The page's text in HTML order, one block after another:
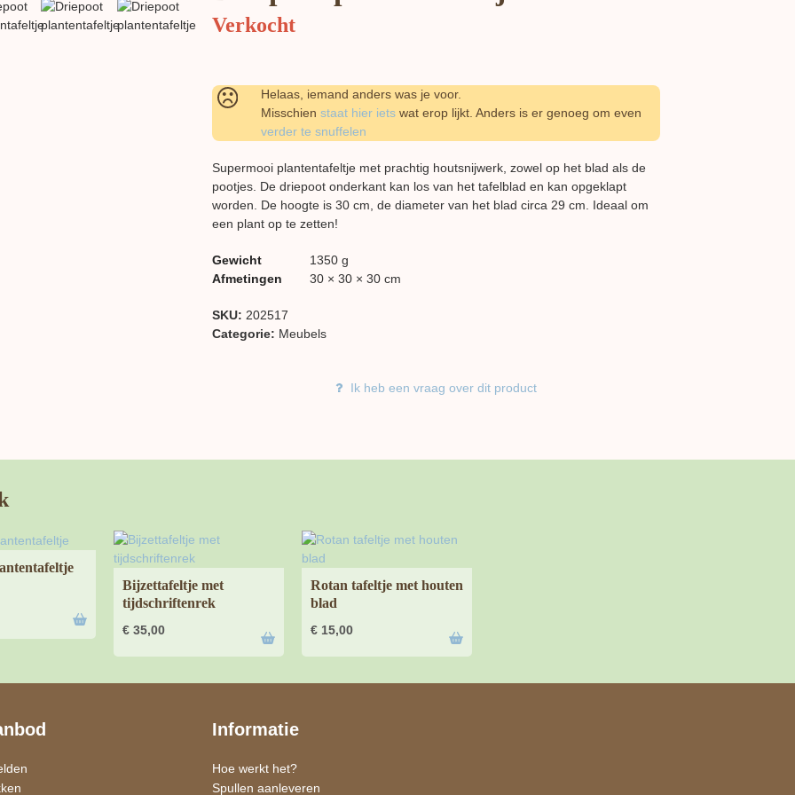
Verkocht
Helaas, iemand anders was je voor.
Misschien staat hier iets wat erop lijkt. Anders is er genoeg om even
verder te snuffelen
Supermooi plantentafeltje met prachtig houtsnijwerk, zowel op het blad als de
pootjes. De driepoot onderkant kan los van het tafelblad en kan opgeklapt
worden. De hoogte is 30 cm, de diameter van het blad circa 29 cm. Ideaal om
een plant op te zetten!
Gewicht
1350 g
Afmetingen
30 × 30 × 30 cm
SKU: 202517
Categorie: Meubels
Ik heb een vraag over dit product
Bijzettafeltje met
tijdschriftenrek
€ 35,00
Rotan tafeltje met houten
blad
€ 15,00
Informatie
Hoe werkt het?
Spullen aanleveren